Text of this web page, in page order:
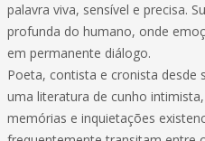
palavra viva, sensível e precisa.
profunda do humano, onde
em permanente diálogo.
Poeta, contista e cronista desde
uma literatura de cunho
memórias e inquietações